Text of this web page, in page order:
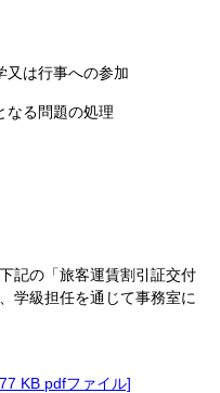
又は行事への参加
なる問題の処理
記の「旅客運賃割引証交付
学級担任を通じて事務室に
さい。
KB pdfファイル]